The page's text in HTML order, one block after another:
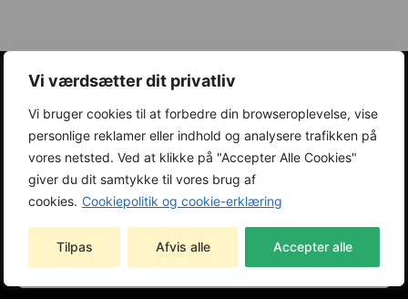
Vi værdsætter dit privatliv
Vi bruger cookies til at forbedre din browseroplevelse, vise
personlige reklamer eller indhold og analysere trafikken på
vores netsted. Ved at klikke på "Accepter Alle Cookies"
giver du dit samtykke til vores brug af
cookies. Cookiepolitik og cookie-erklæring
Tilpas Afvis alle Accepter alle
Tilmeld dig vores
nyhedsbrev
Tilmeld dig vores nyhedsbrev, og begynd at modtage
eksklusive tilbud og nyheder.